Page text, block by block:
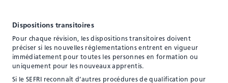
Dispositions transitoires
Pour chaque révision, les dispositions transitoires doivent
préciser si les nouvelles réglementations entrent en vigueur
immédiatement pour toutes les personnes en formation ou
uniquement pour les nouveaux apprentis.
Si le SEFRI reconnaît d’autres procédures de qualification pour